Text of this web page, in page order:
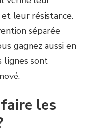
leur résistance.
séparée
gagnez aussi en
lignes sont
les